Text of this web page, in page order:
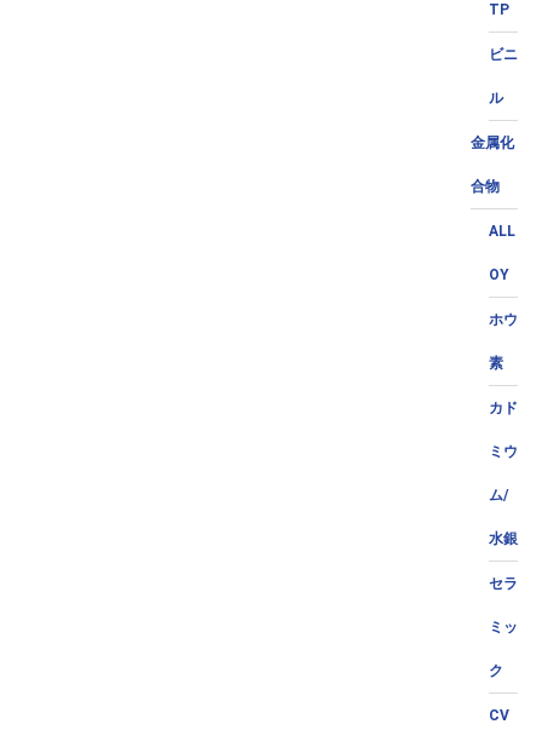
TP
ビニ
ル
金属化
合物
ALL
OY
ホウ
素
カド
ミウ
ム/
水銀
セラ
ミッ
ク
CV